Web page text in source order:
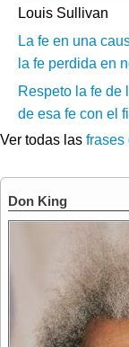
Louis Sullivan
La fe en una
la fe perdida en
Respeto la fe de
de esa fe con el
Ver todas las frases
Don King